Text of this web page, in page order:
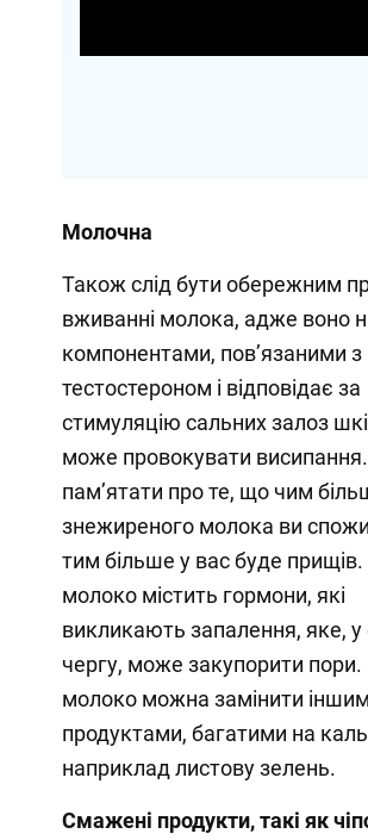
Молочна
Також слід бути обережним
вживанні молока, адже воно
компонентами, пов’язаними
тестостероном і відповідає за
стимуляцію сальних залоз
може провокувати висипання.
пам’ятати про те, що чим
знежиреного молока ви
тим більше у вас буде
молоко містить гормони, які
викликають запалення, яке,
чергу, може закупорити пори.
молоко можна замінити
продуктами, багатими на
наприклад листову зелень.
Смажені продукти, такі як